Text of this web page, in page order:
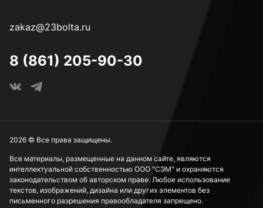
zakaz@23bolta.ru
8 (861) 205-90-30
Все материалы, размещенные на данном сайте, являются
интеллектуальной собственностью ООО "СЭМ" и охраняются
законодательством об авторском праве. Любое использование
текстов, изображений, дизайна или других элементов без
письменного разрешения правообладателя запрещено.
2026 © Все права защищены.